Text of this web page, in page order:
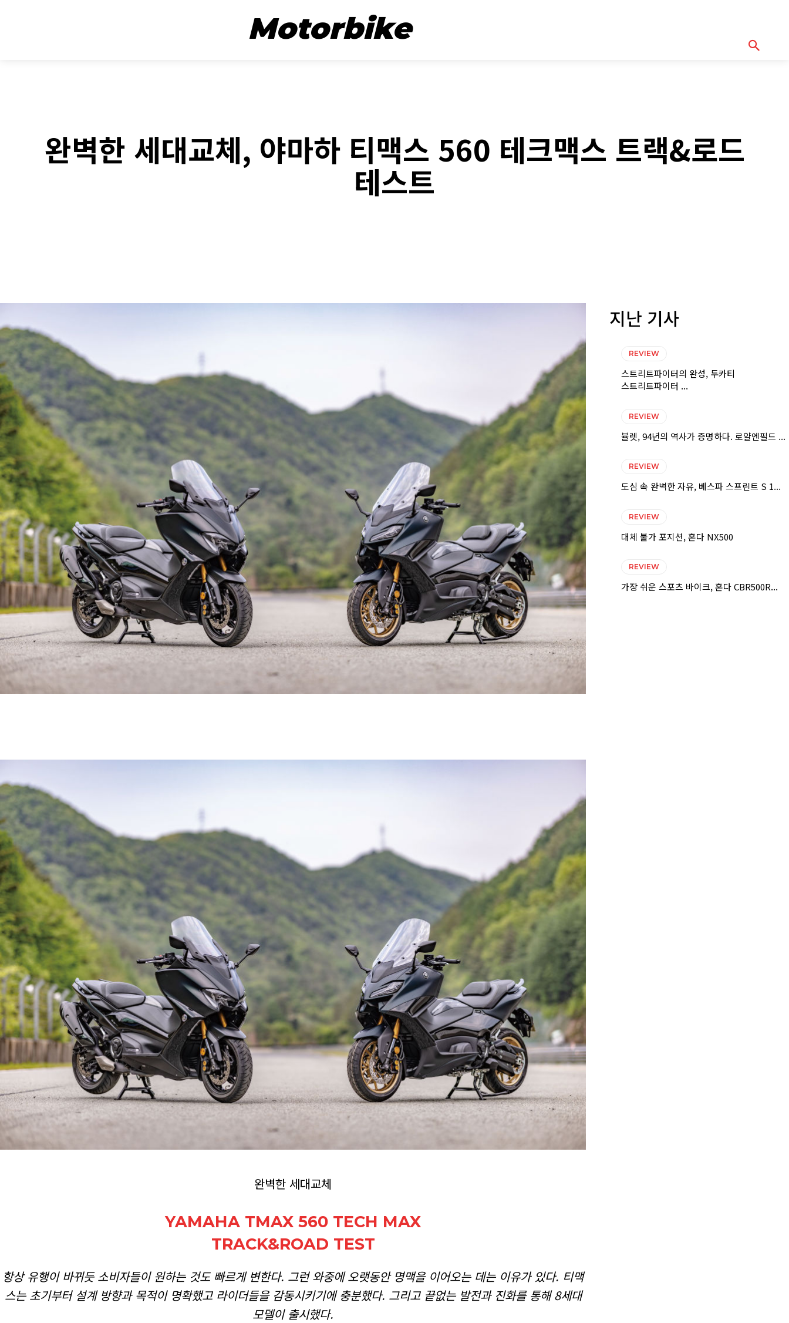
Motorbike
완벽한 세대교체, 야마하 티맥스 560 테크맥스 트랙&로드
테스트
완벽한 세대교체
YAMAHA TMAX 560 TECH MAX
TRACK&ROAD TEST
항상 유행이 바뀌듯 소비자들이 원하는 것도 빠르게 변한다. 그런 와중에 오랫동안 명맥을 이어오는 데는 이유가 있다. 티맥
스는 초기부터 설계 방향과 목적이 명확했고 라이더들을 감동시키기에 충분했다. 그리고 끝없는 발전과 진화를 통해 8세대
모델이 출시했다.
지난 기사
REVIEW
스트리트파이터의 완성, 두카티
스트리트파이터 ...
REVIEW
뷸렛, 94년의 역사가 증명하다. 로얄엔필드 ...
REVIEW
도심 속 완벽한 자유, 베스파 스프린트 S 1...
REVIEW
대체 불가 포지션, 혼다 NX500
REVIEW
가장 쉬운 스포츠 바이크, 혼다 CBR500R...